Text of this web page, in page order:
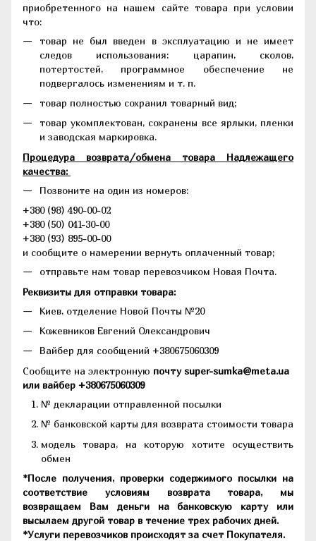
приобретенного на нашем сайте товара при условии
что:
товар не был введен в эксплуатацию и не имеет
следов использования: царапин, сколов,
потертостей, программное обеспечение не
подвергалось изменениям и т. п.
товар полностью сохранил товарный вид;
товар укомплектован, сохранены все ярлыки, пленки
и заводская маркировка.
Процедура возврата/обмена товара Надлежащего
качества:
Позвоните на один из номеров:
+380 (98) 490-00-02
+380 (50) 041-30-00
+380 (93) 895-00-00
и сообщите о намерении вернуть оплаченный товар;
отправьте нам товар перевозчиком Новая Почта.
Реквизиты для отправки товара:
Киев, отделение Новой Почты №20
Кожевников Евгений Олександрович
Вайбер для сообщений +380675060309
Сообщите на электронную почту super-sumka@meta.ua
или вайбер +380675060309
№ декларации отправленной посылки
№ банковской карты для возврата стоимости товара
модель товара, на которую хотите осуществить
обмен
*После получения, проверки содержимого посылки на
соответствие условиям возврата товара, мы
возвращаем Вам деньги на банковскую карту или
высылаем другой товар в течение трех рабочих дней.
*Услуги перевозчиков происходят за счет Покупателя.